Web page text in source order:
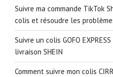
Suivre ma commande TikTok
colis et résoudre les
Suivre un colis GOFO
livraison SHEIN
Comment suivre mon colis